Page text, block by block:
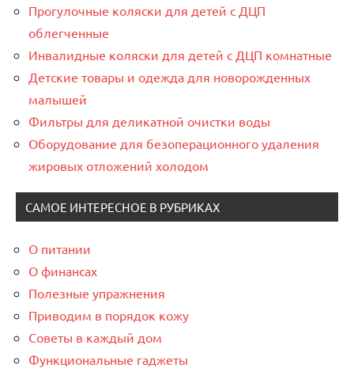
Прогулочные коляски для детей с ДЦП
облегченные
Инвалидные коляски для детей с ДЦП комнатные
Детские товары и одежда для новорожденных
малышей
Фильтры для деликатной очистки воды
Оборудование для безоперационного удаления
жировых отложений холодом
САМОЕ ИНТЕРЕСНОЕ В РУБРИКАХ
О питании
О финансах
Полезные упражнения
Приводим в порядок кожу
Советы в каждый дом
Функциональные гаджеты